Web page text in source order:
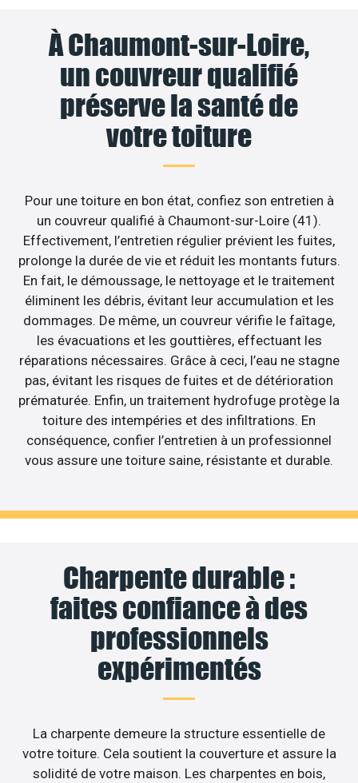
À Chaumont-sur-Loire,
un couvreur qualifié
préserve la santé de
votre toiture
Pour une toiture en bon état, confiez son entretien à
un couvreur qualifié à Chaumont-sur-Loire (41).
Effectivement, l’entretien régulier prévient les fuites,
prolonge la durée de vie et réduit les montants futurs.
En fait, le démoussage, le nettoyage et le traitement
éliminent les débris, évitant leur accumulation et les
dommages. De même, un couvreur vérifie le faîtage,
les évacuations et les gouttières, effectuant les
réparations nécessaires. Grâce à ceci, l’eau ne stagne
pas, évitant les risques de fuites et de détérioration
prématurée. Enfin, un traitement hydrofuge protège la
toiture des intempéries et des infiltrations. En
conséquence, confier l’entretien à un professionnel
vous assure une toiture saine, résistante et durable.
Charpente durable :
faites confiance à des
professionnels
expérimentés
La charpente demeure la structure essentielle de
votre toiture. Cela soutient la couverture et assure la
solidité de votre maison. Les charpentes en bois,